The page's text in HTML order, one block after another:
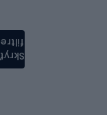
Skryť
filtre